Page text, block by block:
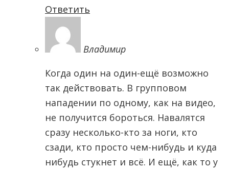
Ответить
Владимир
Когда один на один-ещё возможно
так действовать. В групповом
нападении по одному, как на видео,
не получится бороться. Навалятся
сразу несколько-кто за ноги, кто
сзади, кто просто чем-нибудь и куда
нибудь стукнет и всё. И ещё, как то у